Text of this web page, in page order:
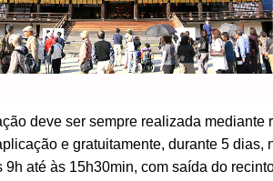
deve ser sempre realizada mediante
e gratuitamente, durante 5 dias,
até às 15h30min, com saída do